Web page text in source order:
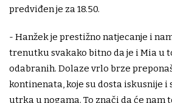
predviđen je za 18.50.
- Hanžek je prestižno natjecanje i
trenutku svakako bitno da je i Mia u
odabranih. Dolaze vrlo brze
kontinenata, koje su dosta iskusnije i
utrka u nogama. To znači da će nam